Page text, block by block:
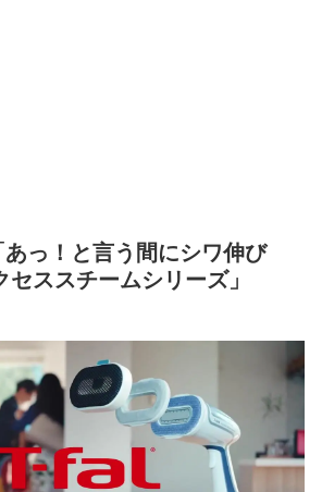
っ！と言う間にシワ伸び
セススチームシリーズ」